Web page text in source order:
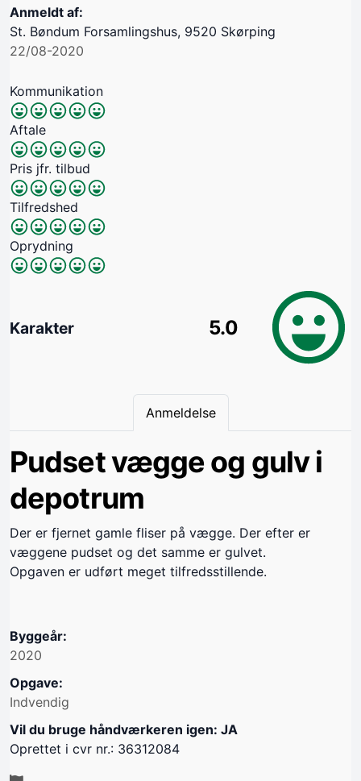
Anmeldt af:
St. Bøndum Forsamlingshus, 9520 Skørping
22/08-2020
Kommunikation
Aftale
Pris jfr. tilbud
Tilfredshed
Oprydning
Karakter 5.0
Anmeldelse
Pudset vægge og gulv i
depotrum
Der er fjernet gamle fliser på vægge. Der efter er
væggene pudset og det samme er gulvet.
Opgaven er udført meget tilfredsstillende.
Byggeår:
2020
Opgave:
Indvendig
Vil du bruge håndværkeren igen: JA
Oprettet i cvr nr.: 36312084